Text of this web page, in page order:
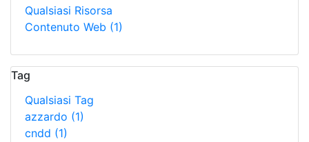
Qualsiasi Risorsa
Contenuto Web (1)
Tag
Qualsiasi Tag
azzardo (1)
cndd (1)